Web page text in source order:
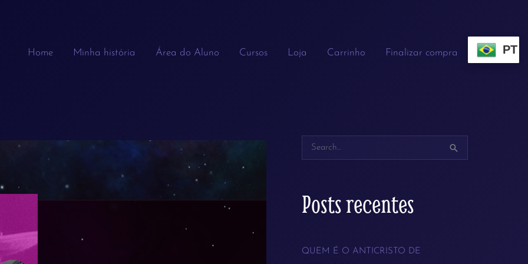
Home Minha história Área do Aluno Cursos Loja Carrinho Finalizar compra PT
s
q
i
Posts recentes
QUEM É O ANTICRISTO DE